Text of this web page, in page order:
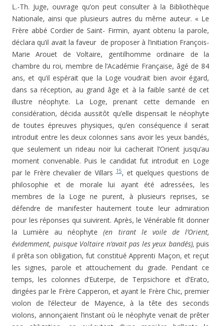
L.-Th. Juge, ouvrage qu’on peut consulter à la Bibliothèque
Nationale, ainsi que plusieurs autres du même auteur. « Le
Frère abbé Cordier de Saint- Firmin, ayant obtenu la parole,
déclara qu’il avait la faveur de proposer à l’initiation François-
Marie Arouet de Voltaire, gentilhomme ordinaire de la
chambre du roi, membre de l’Académie Française, âgé de 84
ans, et qu’il espérait que la Loge voudrait bien avoir égard,
dans sa réception, au grand âge et à la faible santé de cet
illustre néophyte. La Loge, prenant cette demande en
considération, décida aussi­tôt qu’elle dispensait le néophyte
de toutes épreuves phy­siques, qu’en conséquence il serait
introduit entre les deux colonnes sans avoir les yeux bandés,
que seulement un rideau noir lui cacherait l’Orient jusqu’au
moment convenable. Puis le candidat fut introduit en Loge
par le Frère chevalier de Villars15, et quelques questions de
philosophie et de morale lui ayant été adressées, les
membres de la Loge ne purent, à plusieurs reprises, se
défendre de manifester hau­tement toute leur admiration
pour les réponses qui suivirent. Après, le Vénérable fit donner
la Lumière au néophyte(en tirant le voile de l’Orient,
évidemment, puisque Voltaire n’avait pas les yeux bandés), puis
il prêta son obligation, fut constitué Apprenti Maçon, et reçut
les signes, parole et attou­chement du grade. Pendant ce
temps, les colonnes d’Euterpe, de Terpsichore et d’Erato,
dirigées par le Frère Capperon, et ayant le Frère Chic, premier
violon de l’électeur de Mayence, à la tête des seconds
violons, annonçaient l’ins­tant où le néophyte venait de prêter